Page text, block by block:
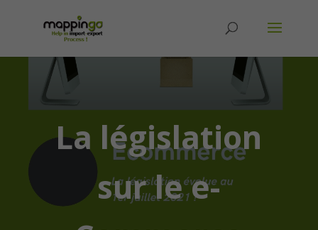
La législation
sur le e-